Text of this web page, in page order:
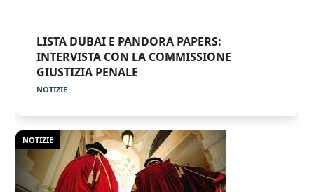
LISTA DUBAI E PANDORA PAPERS:
INTERVISTA CON LA COMMISSIONE
GIUSTIZIA PENALE
NOTIZIE
NOTIZIE